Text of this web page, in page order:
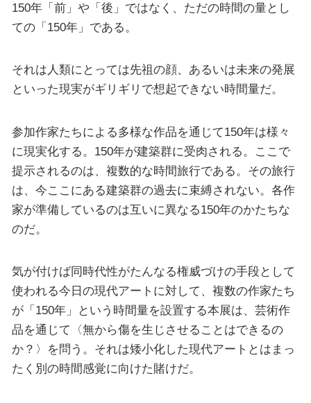
150年「前」や「後」ではなく、ただの時間の量とし
ての「150年」である。
それは人類にとっては先祖の顔、あるいは未来の発展
といった現実がギリギリで想起できない時間量だ。
参加作家たちによる多様な作品を通じて150年は様々
に現実化する。150年が建築群に受肉される。ここで
提示されるのは、複数的な時間旅行である。その旅行
は、今ここにある建築群の過去に束縛されない。各作
家が準備しているのは互いに異なる150年のかたちな
のだ。
気が付けば同時代性がたんなる権威づけの手段として
使われる今日の現代アートに対して、複数の作家たち
が「150年」という時間量を設置する本展は、芸術作
品を通じて〈無から傷を生じさせることはできるの
か？〉を問う。それは矮小化した現代アートとはまっ
たく別の時間感覚に向けた賭けだ。